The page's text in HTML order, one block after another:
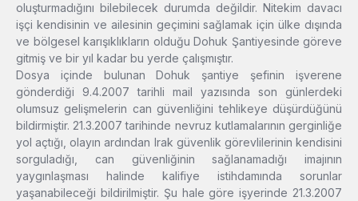
oluşturmadığını bilebilecek durumda değildir. Nitekim davacı
işçi kendisinin ve ailesinin geçimini sağlamak için ülke dışında
ve bölgesel karışıklıkların olduğu Dohuk Şantiyesinde göreve
gitmiş ve bir yıl kadar bu yerde çalışmıştır.
Dosya içinde bulunan Dohuk şantiye şefinin işverene
gönderdiği 9.4.2007 tarihli mail yazısında son günlerdeki
olumsuz gelişmelerin can güvenliğini tehlikeye düşürdüğünü
bildirmiştir. 21.3.2007 tarihinde nevruz kutlamalarının gerginliğe
yol açtığı, olayın ardından Irak güvenlik görevlilerinin kendisini
sorguladığı, can güvenliğinin sağlanamadığı imajının
yaygınlaşması halinde kalifiye istihdamında sorunlar
yaşanabileceği bildirilmiştir. Şu hale göre işyerinde 21.3.2007